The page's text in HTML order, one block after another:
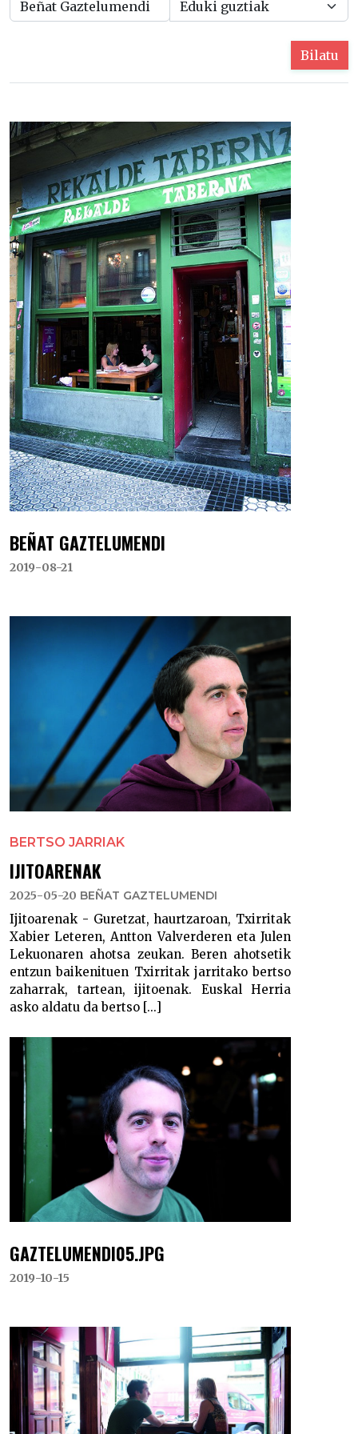
Bilatu
BEÑAT GAZTELUMENDI
2019-08-21
BERTSO JARRIAK
IJITOARENAK
2025-05-20 BEÑAT GAZTELUMENDI
Ijitoarenak - Guretzat, haurtzaroan, Txirritak
Xabier Leteren, Antton Valverderen eta Julen
Lekuonaren ahotsa zeukan. Beren ahotsetik
entzun baikenituen Txirritak jarritako bertso
zaharrak, tartean, ijitoenak. Euskal Herria
asko aldatu da bertso [...]
GAZTELUMENDI05.JPG
2019-10-15